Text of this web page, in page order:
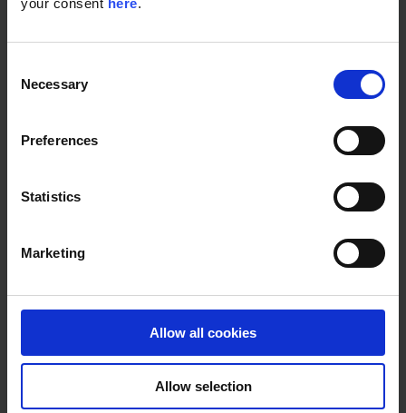
your consent here.
Selection
Necessary
Preferences
Statistics
Marketing
Allow all cookies
Allow selection
Forsker: F&P skaber værdi med effektiv